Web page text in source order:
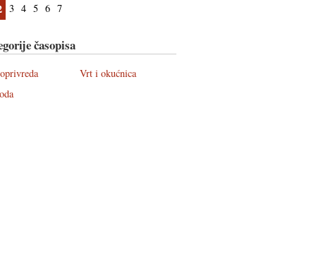
3 4 5 6 7
časopisa
Vrt i okućnica